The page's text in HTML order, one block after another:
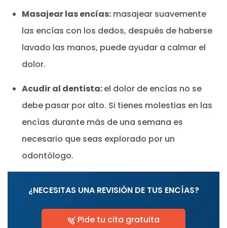
Masajear las encías: masajear suavemente
las encías con los dedos, después de haberse
lavado las manos, puede ayudar a calmar el
dolor.
Acudir al dentista:el dolor de encías no se
debe pasar por alto. Si tienes molestias en las
encías durante más de una semana es
necesario que seas explorado por un
odontólogo.
¿NECESITAS UNA REVISIÓN DE TUS ENCÍAS?
Pide tu cita gratuita